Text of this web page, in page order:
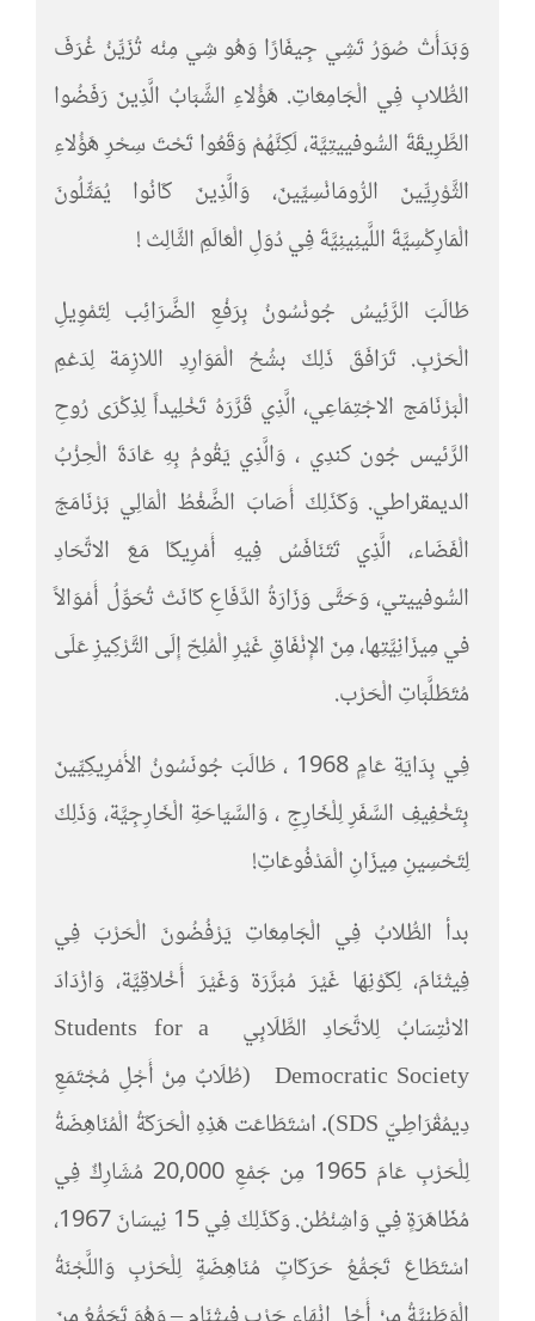
وَبَدَأَتْ صُوَرُ تَشِي جِيفَارًا وَهُو شِي مِنْه تُزَيِّنُ غُرَفَ
الطُّلابِ فِي الْجَامِعَاتِ. هَؤُلاءِ الشَّبَابُ الَّذِينَ رَفَضُوا
الطَّرِيقَةَ السُّوفييتِيَّة، لَكِنَّهُمْ وَقَعُوا تَحْتَ سِحْرِ هَؤُلاءِ
الثَّوْرِيِّينَ الرُّومَانْسِيِّينَ، وَالَّذِينَ كَانُوا يُمَثِّلُونَ
الْمَارِكْسِيَّةَ اللَّينِينِيَّةَ فِي دُوَلِ الْعَالَمِ الثَّالِث !
طَالَبَ الرَّئِيسُ جُونْسُونُ بِرَفْعِ الضَّرَائِب لِتَمْوِيلِ
الْحَرْبِ. تَرَافَقَ ذَلِكَ بشُحُ الْمَوَارِدِ اللازِمَة لِدَعْمِ
الْبَرْنَامَج الاجْتِمَاعِي، الَّذِي قَرَّرَهُ تَخْلِيداً لِذِكْرَى رُوحِ
الرَّئيس جُون كندِي ، وَالَّذِي يَقُومُ بِهِ عَادَةَ الْحِزْبُ
الديمقراطي. وَكَذَلِكَ أَصَابَ الضَّغْطُ الْمَالِي بَرْنَامَجَ
الْفَضَاء، الَّذِي تَتَنَافَسُ فِيهِ أَمْرِيكَا مَعَ الاتِّحَادِ
السُّوفييتي، وَحَتَّى وَزَارَةُ الدَّفَاعِ كَانَتْ تُحَوِّلُ أَمْوَالاً
في مِيزَانِيَّتِها، مِنَ الإِنْفَاقِ غَيْرِ الْمُلِحّ إِلَى التَّرْكِيزِ عَلَى
مُتَطَلَّبَاتِ الْحَرْب.
فِي بِدَايَةِ عَامٍ 1968 ، طَالَبَ جُونَسُونُ الأَمْرِيكِيِّينَ
بِتَخْفِيفِ السَّفَرِ لِلْخَارِجِ ، وَالسَّيَاحَةِ الْخَارِجِيَّة، وَذَلِكَ
لِتَحْسِينِ مِيزَانِ الْمَدْفُوعَاتِ!
بدأ الطُّلابُ فِي الْجَامِعَاتِ يَرْفُضُونَ الْحَرْبَ فِي
فِيتْنَامَ، لِكَوْنِهَا غَيْرَ مُبَرَّرَة وَغَيْرَ أَخْلاقِيَّة، وَازْدَادَ
الانْتِسَابُ لِلاتِّحَادِ الطَّلَابِي Students for a
Democratic Society (طُلَابٌ مِنْ أَجْلِ مُجْتَمَعِ
دِيمُقْرَاطِيّ SDS). اسْتَطَاعَت هَذِهِ الْحَرَكَةُ الْمُنَاهِضَةُ
لِلْحَرْبِ عَامَ 1965 مِن جَمْعِ 20,000 مُشَارِكٌ فِي
مُظَاهَرَةٍ فِي وَاشِنْطُن. وَكَذَلِكَ فِي 15 نِيسَانَ 1967،
اسْتَطَاعَ تَجَمُّعُ حَرَكَاتٍ مُنَاهِضَةٍ لِلْحَرْبِ وَاللَّجْنَةُ